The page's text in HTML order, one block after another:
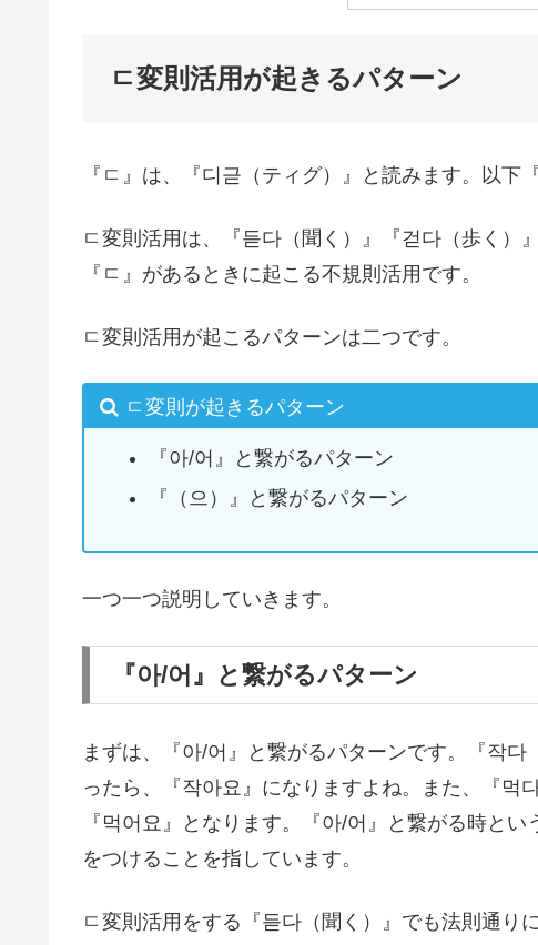
ㄷ変則活用が起きるパターン
『ㄷ』は、『디귿（ティグ）』と読みます。以下
ㄷ変則活用は、『듣다（聞く）』『걷다（歩く）
『ㄷ』があるときに起こる不規則活用です。
ㄷ変則活用が起こるパターンは二つです。
ㄷ変則が起きるパターン
『아/어』と繋がるパターン
『（으）』と繋がるパターン
一つ一つ説明していきます。
『아/어』と繋がるパターン
まずは、『아/어』と繋がるパターンです。『작
ったら、『작아요』になりますよね。また、『먹
『먹어요』となります。『아/어』と繋がる時と
をつけることを指しています。
ㄷ変則活用をする『듣다（聞く）』でも法則通り